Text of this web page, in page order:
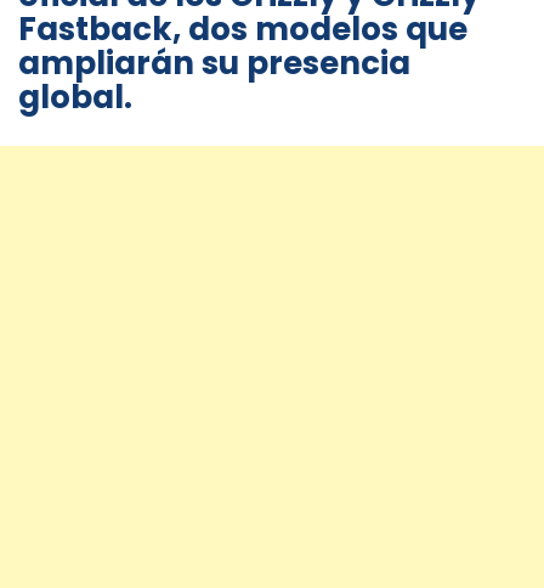
Fastback, dos modelos que
ampliarán su presencia
global.